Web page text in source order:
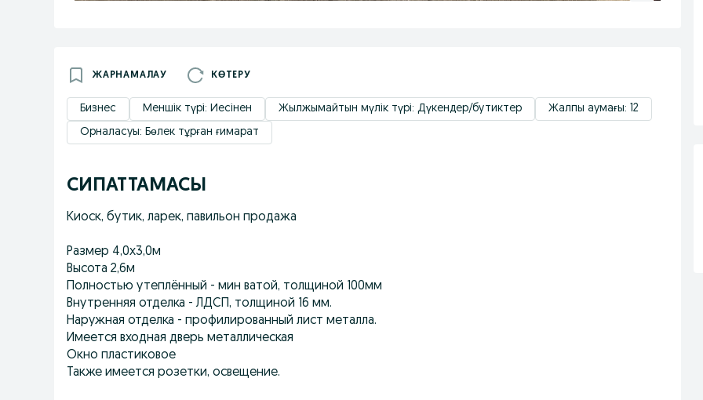
ЖАРНАМАЛАУ КӨТЕРУ
Бизнес Меншік түрі: Иесінен Жылжымайтын мүлік түрі: Дүкендер/бутиктер
Жалпы аумағы: 12
Орналасуы: Бөлек тұрған ғимарат
СИПАТТАМАСЫ
Киоск, бутик, ларек, павильон продажа
Размер 4,0х3,0м
Высота 2,6м
Полностью утеплённый - мин ватой, толщиной 100мм
Внутренняя отделка - ЛДСП, толщиной 16 мм.
Наружная отделка - профилированный лист металла.
Имеется входная дверь металлическая
Окно пластиковое
Также имеется розетки, освещение.